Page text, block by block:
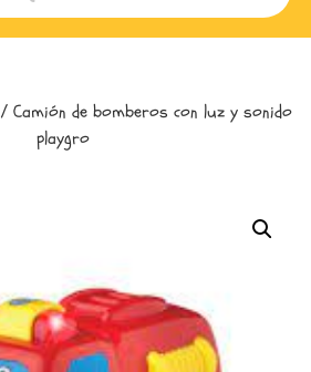
/ Camión de bomberos con luz y sonido
playgro